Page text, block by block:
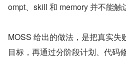
ompt、skill 和 memory 并不能触
MOSS 给出的做法，是把真实失
目标，再通过分阶段计划、代码